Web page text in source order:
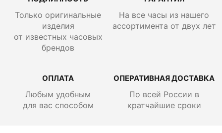
Только оригинальные
изделия
от известных часовых
брендов
На все часы из нашего
ассортимента от двух лет
ОПЛАТА
Любым удобным
для вас способом
ОПЕРАТИВНАЯ ДОСТАВКА
По всей России в
кратчайшие сроки